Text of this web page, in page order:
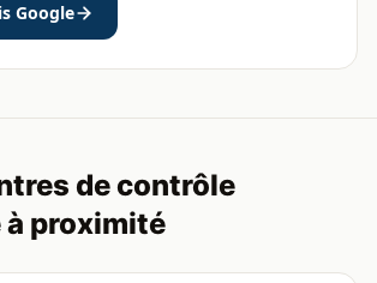
Google
de contrôle
proximité